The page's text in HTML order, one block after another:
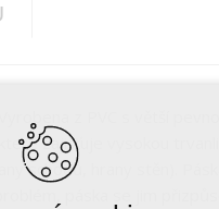
z PVC s větší
zajišťuje vysokou
schodů, hrany stěn).
páska se jim